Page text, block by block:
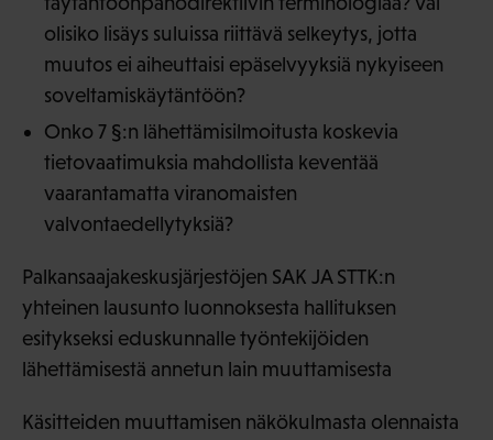
olisiko lisäys suluissa riittävä selkeytys, jotta
muutos ei aiheuttaisi epäselvyyksiä nykyiseen
soveltamiskäytäntöön?
Onko 7 §:n lähettämisilmoitusta koskevia
tietovaatimuksia mahdollista keventää
vaarantamatta viranomaisten
valvontaedellytyksiä?
Palkansaajakeskusjärjestöjen SAK JA STTK:n
yhteinen lausunto luonnoksesta hallituksen
esitykseksi eduskunnalle työntekijöiden
lähettämisestä annetun lain muuttamisesta
Käsitteiden muuttamisen näkökulmasta olennaista